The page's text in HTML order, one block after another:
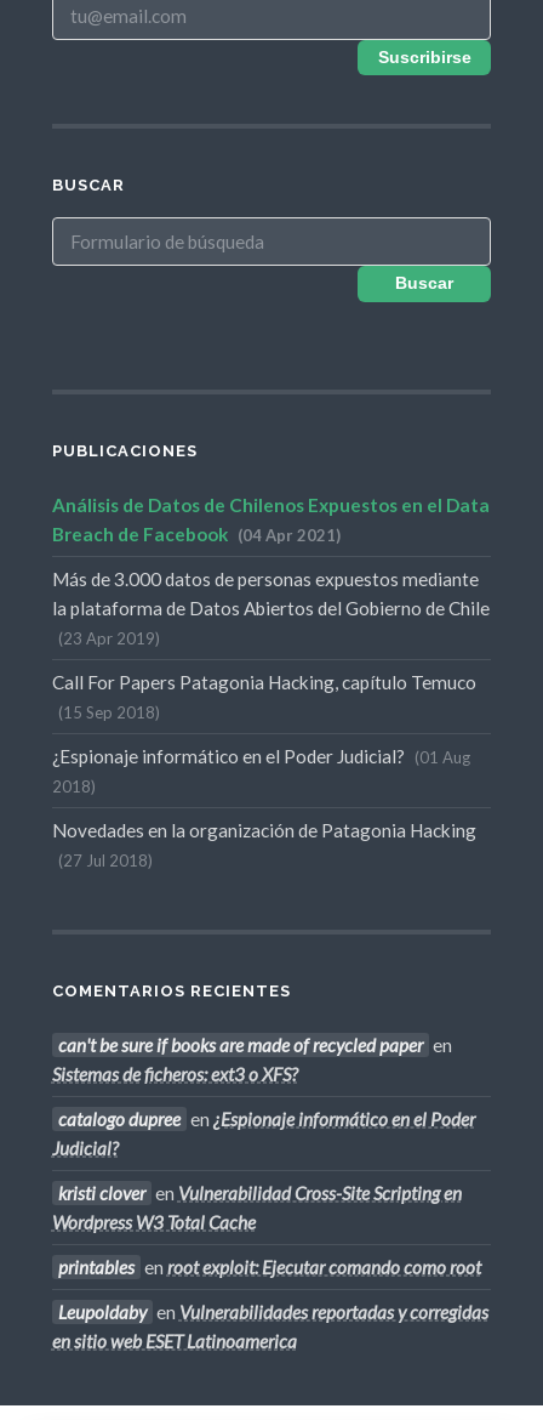
Suscribirse
BUSCAR
Buscar
PUBLICACIONES
Análisis de Datos de Chilenos Expuestos en el Data
Breach de Facebook
04 Apr 2021
Más de 3.000 datos de personas expuestos mediante
la plataforma de Datos Abiertos del Gobierno de Chile
23 Apr 2019
Call For Papers Patagonia Hacking, capítulo Temuco
15 Sep 2018
¿Espionaje informático en el Poder Judicial?
01 Aug
2018
Novedades en la organización de Patagonia Hacking
27 Jul 2018
COMENTARIOS RECIENTES
can't be sure if books are made of recycled paper en
Sistemas de ficheros: ext3 o XFS?
catalogo dupree en ¿Espionaje informático en el Poder
Judicial?
kristi clover en Vulnerabilidad Cross-Site Scripting en
Wordpress W3 Total Cache
printables en root exploit: Ejecutar comando como root
Leupoldaby en Vulnerabilidades reportadas y corregidas
en sitio web ESET Latinoamerica